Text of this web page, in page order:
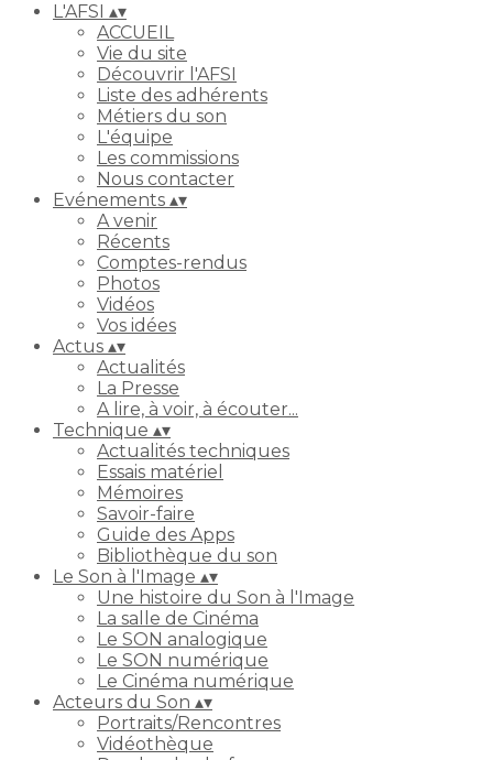
L'AFSI ▴▾
ACCUEIL
Vie du site
Découvrir l'AFSI
Liste des adhérents
Métiers du son
L'équipe
Les commissions
Nous contacter
Evénements ▴▾
A venir
Récents
Comptes-rendus
Photos
Vidéos
Vos idées
Actus ▴▾
Actualités
La Presse
A lire, à voir, à écouter...
Technique ▴▾
Actualités techniques
Essais matériel
Mémoires
Savoir-faire
Guide des Apps
Bibliothèque du son
Le Son à l'Image ▴▾
Une histoire du Son à l'Image
La salle de Cinéma
Le SON analogique
Le SON numérique
Le Cinéma numérique
Acteurs du Son ▴▾
Portraits/Rencontres
Vidéothèque